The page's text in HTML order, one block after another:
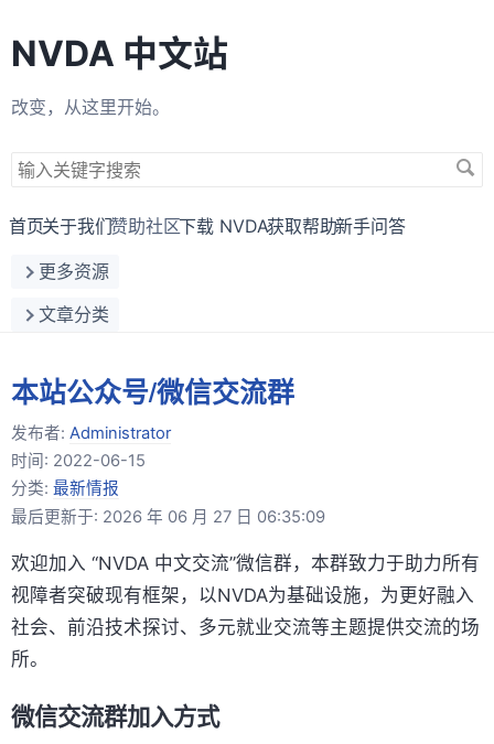
NVDA 中文站
改变，从这里开始。
搜
关
字
首页关于我们赞助社区下载 NVDA获取帮助新手问答
更多资源
文章分类
本站公众号/微信交流群
发布者: Administrator
时间: 2022-06-15
分类: 最新情报
最后更新于: 2026 年 06 月 27 日 06:35:09
欢迎加入 “NVDA 中文交流”微信群，本群致力于助力所有
视障者突破现有框架，以NVDA为基础设施，为更好融入
社会、前沿技术探讨、多元就业交流等主题提供交流的场
所。
微信交流群加入方式